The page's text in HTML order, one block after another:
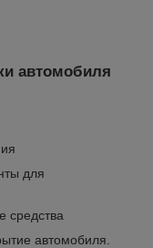
автомобиля
для
средства
автомобиля.